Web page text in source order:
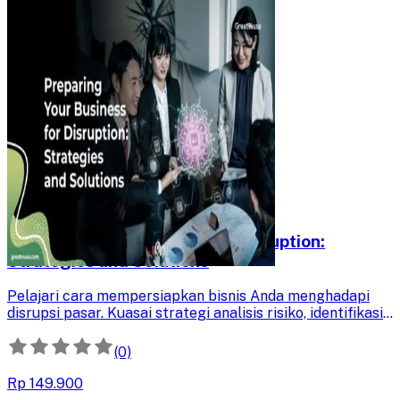
Preparing Your Business for Disruption:
Strategies and Solutions
Pelajari cara mempersiapkan bisnis Anda menghadapi
disrupsi pasar. Kuasai strategi analisis risiko, identifikasi
kompetitif.
(0)
Rp 149.900